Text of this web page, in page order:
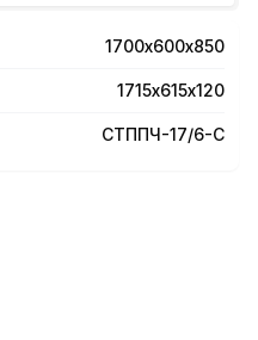
поставляется в
виде изделие имеет
1700х600х850
1715х615х120
СТППЧ-17/6-С